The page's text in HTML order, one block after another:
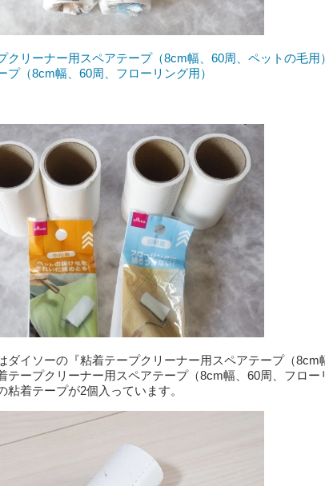
クリーナー用スペアテープ（8cm幅、60周、ペットの毛用
（8cm幅、60周、フローリング用）
ダイソーの『粘着テープクリーナー用スペアテープ（8cm
テープクリーナー用スペアテープ（8cm幅、60周、フロー
着テープが2個入っています。